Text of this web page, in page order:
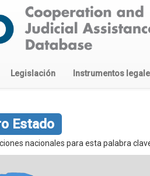
Legislación Instrumentos
Estado
nacionales para esta palabra